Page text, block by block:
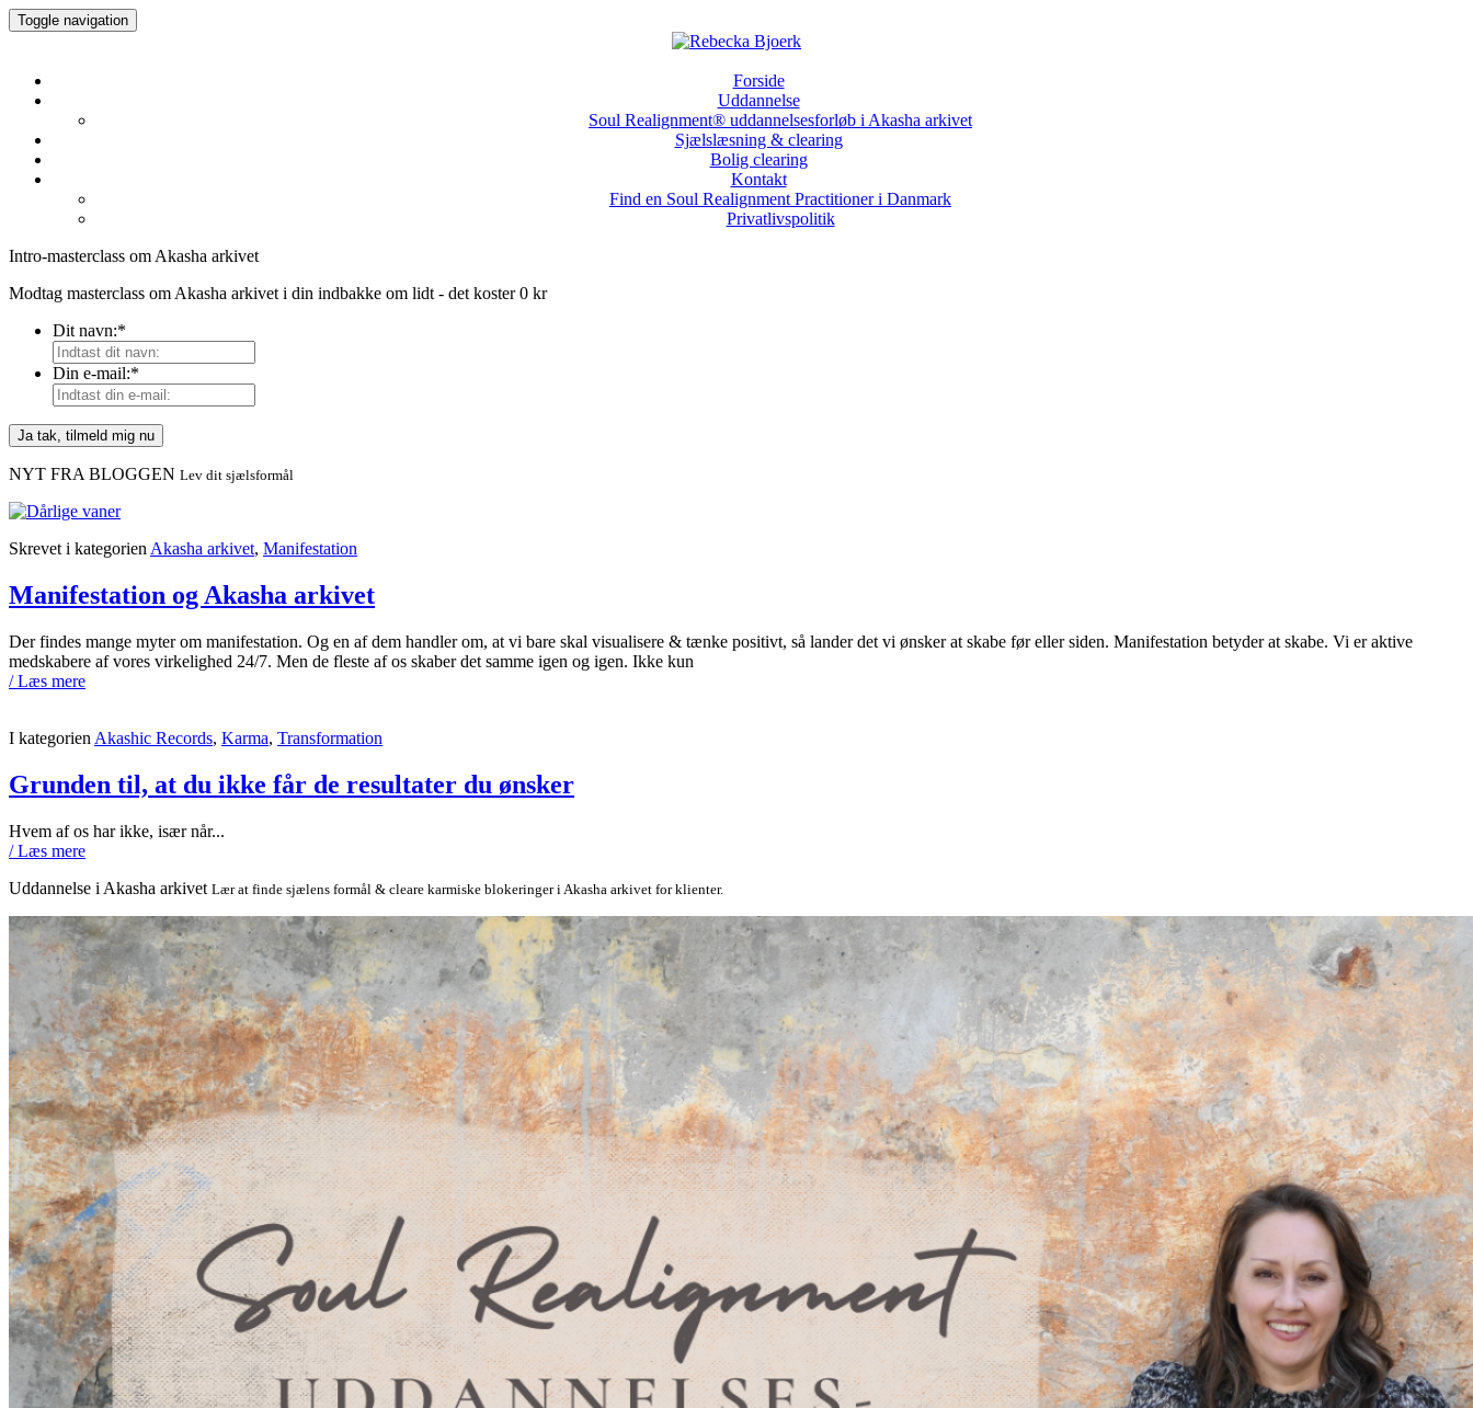
Toggle navigation
Forside
Uddannelse
Soul Realignment® uddannelsesforløb i Akasha arkivet
Sjælslæsning & clearing
Bolig clearing
Kontakt
Find en Soul Realignment Practitioner i Danmark
Privatlivspolitik
Intro-masterclass om Akasha arkivet
Modtag masterclass om Akasha arkivet i din indbakke om lidt - det koster 0 kr
Dit navn:*
Din e-mail:*
NYT FRA BLOGGEN Lev dit sjælsformål
Skrevet i kategorien Akasha arkivet, Manifestation
Manifestation og Akasha arkivet
Der findes mange myter om manifestation. Og en af dem handler om, at vi bare skal visualisere & tænke positivt, så lander det vi ønsker at skabe før eller siden. Manifestation betyder at skabe. Vi er aktive
medskabere af vores virkelighed 24/7. Men de fleste af os skaber det samme igen og igen. Ikke kun
/ Læs mere
I kategorien Akashic Records, Karma, Transformation
Grunden til, at du ikke får de resultater du ønsker
Hvem af os har ikke, især når...
/ Læs mere
Uddannelse i Akasha arkivet Lær at finde sjælens formål & cleare karmiske blokeringer i Akasha arkivet for klienter.